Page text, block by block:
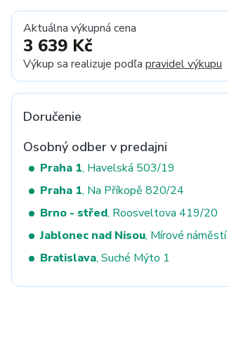
Aktuálna výkupná cena
3 639 Kč
Výkup sa realizuje podľa pravidel výkupu
Doručenie
Osobný odber v predajni
Praha 1, Havelská 503/19
Praha 1, Na Příkopě 820/24
Brno - střed, Roosveltova 419/20
Jablonec nad Nisou, Mírové
Bratislava, Suché Mýto 1